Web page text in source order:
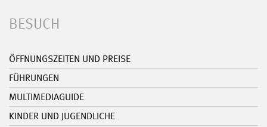
BESUCH
ÖFFNUNGSZEITEN UND PREISE
FÜHRUNGEN
MULTIMEDIAGUIDE
KINDER UND JUGENDLICHE